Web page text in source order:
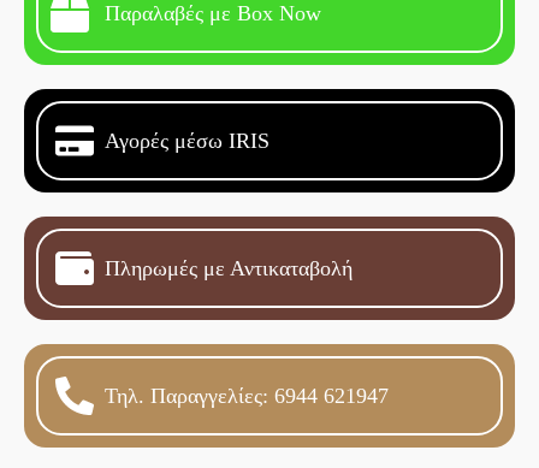
Παραλαβές με Box Now
Αγορές μέσω IRIS
Πληρωμές με Αντικαταβολή
Τηλ. Παραγγελίες: 6944 621947